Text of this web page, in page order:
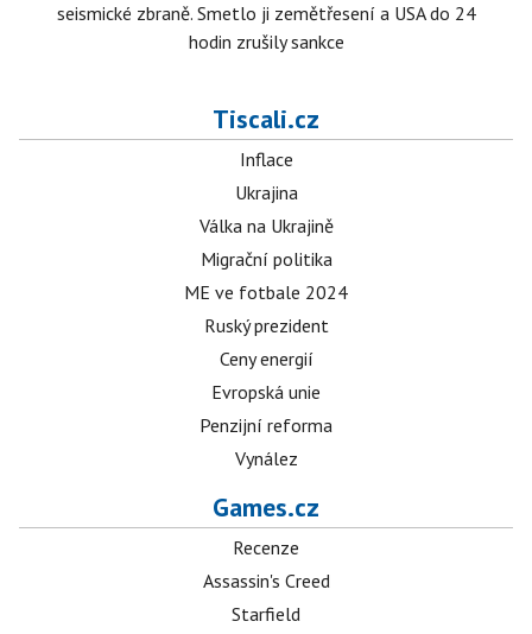
seismické zbraně. Smetlo ji zemětřesení a USA do 24
hodin zrušily sankce
Tiscali.cz
Inflace
Ukrajina
Válka na Ukrajině
Migrační politika
ME ve fotbale 2024
Ruský prezident
Ceny energií
Evropská unie
Penzijní reforma
Vynález
Games.cz
Recenze
Assassin's Creed
Starfield